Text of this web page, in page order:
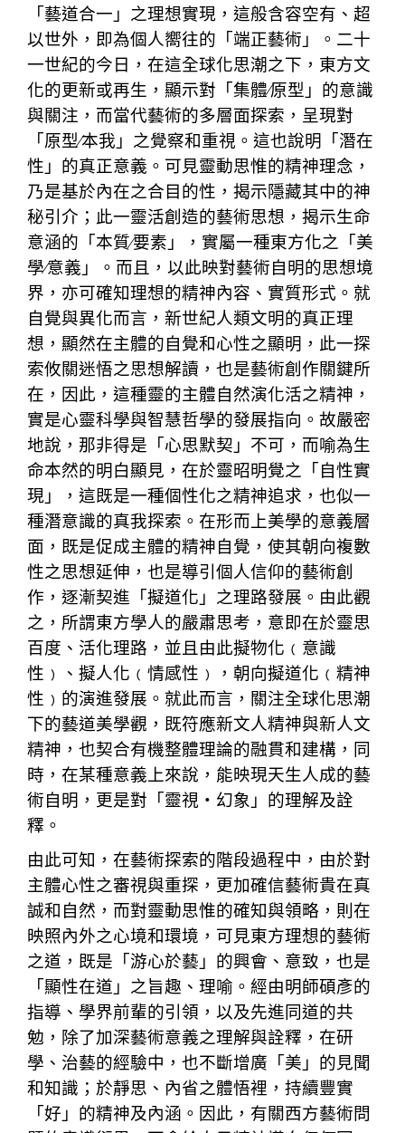
「藝道合一」之理想實現，這般含容空有、超
以世外，即為個人嚮往的「端正藝術」。二十
一世紀的今日，在這全球化思潮之下，東方文
化的更新或再生，顯示對「集體∕原型」的意識
與關注，而當代藝術的多層面探索，呈現對
「原型∕本我」之覺察和重視。這也說明「潛在
性」的真正意義。可見靈動思惟的精神理念，
乃是基於內在之合目的性，揭示隱藏其中的神
秘引介；此一靈活創造的藝術思想，揭示生命
意涵的「本質∕要素」，實屬一種東方化之「美
學∕意義」。而且，以此映對藝術自明的思想境
界，亦可確知理想的精神內容、實質形式。就
自覺與異化而言，新世紀人類文明的真正理
想，顯然在主體的自覺和心性之顯明，此一探
索攸關迷悟之思想解讀，也是藝術創作關鍵所
在，因此，這種靈的主體自然演化活之精神，
實是心靈科學與智慧哲學的發展指向。故嚴密
地說，那非得是「心思默契」不可，而喻為生
命本然的明白顯見，在於靈昭明覺之「自性實
現」，這既是一種個性化之精神追求，也似一
種潛意識的真我探索。在形而上美學的意義層
面，既是促成主體的精神自覺，使其朝向複數
性之思想延伸，也是導引個人信仰的藝術創
作，逐漸契進「擬道化」之理路發展。由此觀
之，所謂東方學人的嚴肅思考，意即在於靈思
百度、活化理路，並且由此擬物化﹙意識
性﹚、擬人化﹙情感性﹚，朝向擬道化﹙精神
性﹚的演進發展。就此而言，關注全球化思潮
下的藝道美學觀，既符應新文人精神與新人文
精神，也契合有機整體理論的融貫和建構，同
時，在某種意義上來說，能映現天生人成的藝
術自明，更是對「靈視・幻象」的理解及詮
釋。
由此可知，在藝術探索的階段過程中，由於對
主體心性之審視與重探，更加確信藝術貴在真
誠和自然，而對靈動思惟的確知與領略，則在
映照內外之心境和環境，可見東方理想的藝術
之道，既是「游心於藝」的興會、意致，也是
「顯性在道」之旨趣、理喻。經由明師碩彥的
指導、學界前輩的引領，以及先進同道的共
勉，除了加深藝術意義之理解與詮釋，在研
學、治藝的經驗中，也不斷增廣「美」的見聞
和知識；於靜思、內省之體悟裡，持續豐實
「好」的精神及內涵。因此，有關西方藝術問